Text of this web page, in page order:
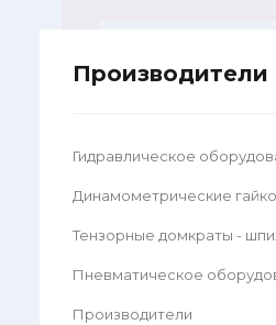
Производители
Гидравлическое
Динамометрические
Тензорные домкраты -
Пневматическое
Производители